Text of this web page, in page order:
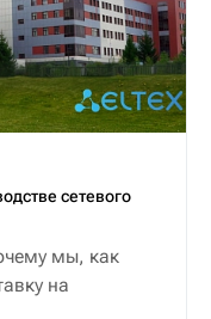
сетевого
мы, как
на